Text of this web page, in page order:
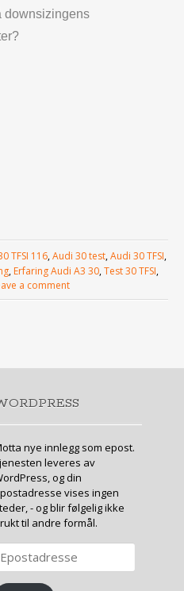
downsizingens
TFSI 116,Audi 30 test,Audi 30 TFSI,
, Erfaring Audi A3 30,Test 30 TFSI,
a comment
nye innlegg som epost.
leveres av
og din
vises ingen
- og blir følgelig ikke
til andre formål.